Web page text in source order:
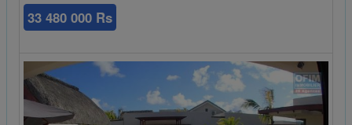
33 480 000 Rs